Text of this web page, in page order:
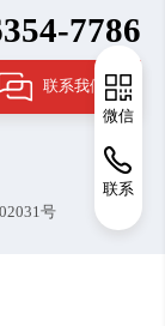
7786
联系我们
号
微信
联系